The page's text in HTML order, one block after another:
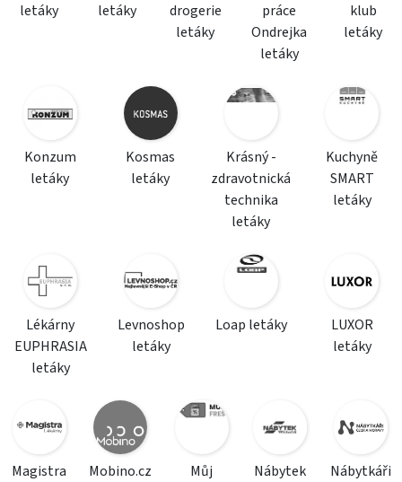
letáky
letáky
drogerie
letáky
práce
Ondrejka
letáky
klub
letáky
Konzum
letáky
Kosmas
letáky
Krásný -
zdravotnická
technika
letáky
Kuchyně
SMART
letáky
Lékárny
EUPHRASIA
letáky
Levnoshop
letáky
Loap letáky
LUXOR
letáky
Magistra
Mobino.cz
Můj
Nábytek
Nábytkáři